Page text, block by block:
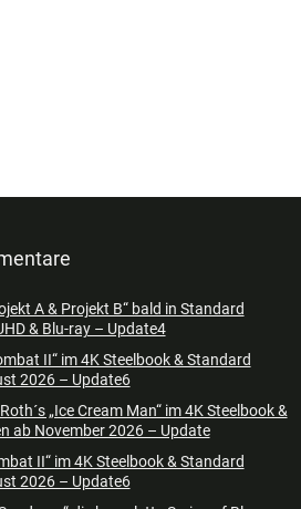
A & Projekt B“ bald in Standard
& Blu-ray – Update4
II“ im 4K Steelbook & Standard
2026 – Update6
„Ice Cream Man“ im 4K Steelbook &
ab November 2026 – Update
II“ im 4K Steelbook & Standard
2026 – Update6